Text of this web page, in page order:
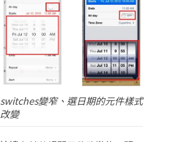
switches變窄、選日期的元件樣式
改變